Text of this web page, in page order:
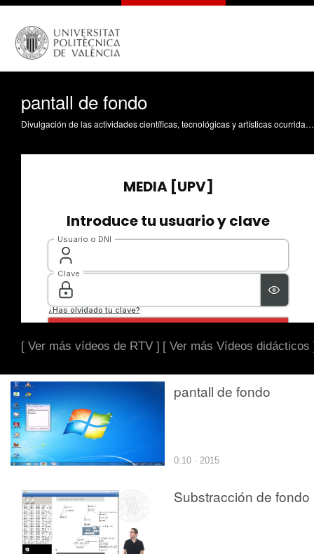
pantall de fondo
Divulgación de las actividades científicas, tecnológicas y artísticas ocurridas en los tres campus de la UPV
[ Ver más vídeos de RTV ] [ Ver más Vídeos didácticos
pantall de fondo
0:10 · 2015
Substracción de fondo